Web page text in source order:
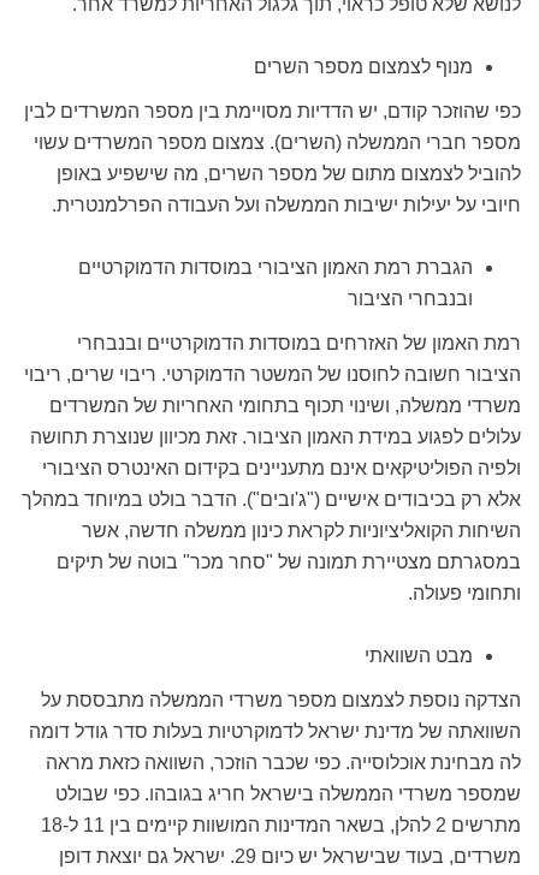
מנוף לצמצום מספר השרים
כפי שהוזכר קודם, יש הדדיות מסויימת בין מספר המשרדים לבין
מספר חברי הממשלה (השרים). צמצום מספר המשרדים עשוי
להוביל לצמצום מתום של מספר השרים, מה שישפיע באופן
חיובי על יעילות ישיבות הממשלה ועל העבודה הפרלמנטרית.
הגברת רמת האמון הציבורי במוסדות הדמוקרטיים
ובנבחרי הציבור
רמת האמון של האזרחים במוסדות הדמוקרטיים ובנבחרי
הציבור חשובה לחוסנו של המשטר הדמוקרטי. ריבוי שרים, ריבוי
משרדי ממשלה, ושינוי תכוף בתחומי האחריות של המשרדים
עלולים לפגוע במידת האמון הציבור. זאת מכיוון שנוצרת תחושה
ולפיה הפוליטיקאים אינם מתעניינים בקידום האינטרס הציבורי
אלא רק בכיבודים אישיים ("ג'ובים"). הדבר בולט במיוחד במהלך
השיחות הקואליציוניות לקראת כינון ממשלה חדשה, אשר
במסגרתם מצטיירת תמונה של "סחר מכר" בוטה של תיקים
ותחומי פעולה.
מבט השוואתי
הצדקה נוספת לצמצום מספר משרדי הממשלה מתבססת על
השוואתה של מדינת ישראל לדמוקרטיות בעלות סדר גודל דומה
לה מבחינת אוכלוסייה. כפי שכבר הוזכר, השוואה כזאת מראה
שמספר משרדי הממשלה בישראל חריג בגובהו. כפי שבולט
מתרשים 2 להלן, בשאר המדינות המושוות קיימים בין 11 ל-18
משרדים, בעוד שבישראל יש כיום 29. ישראל גם יוצאת דופן